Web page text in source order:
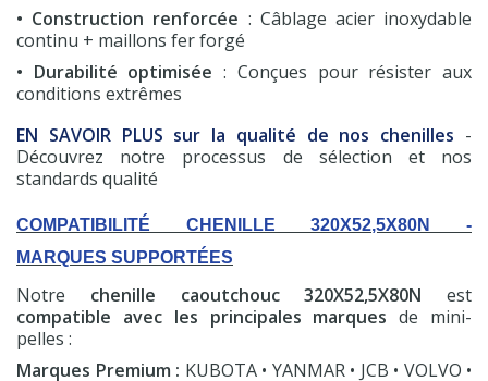
(7 avis)
• Construction renforcée : Câblage acier inoxydable
continu + maillons fer forgé
• Durabilité optimisée : Conçues pour résister aux
conditions extrêmes
EN SAVOIR PLUS sur la qualité de nos chenilles -
Découvrez notre processus de sélection et nos
standards qualité
COMPATIBILITÉ CHENILLE 320X52,5X80N -
MARQUES SUPPORTÉES
Notre chenille caoutchouc 320X52,5X80N est
compatible avec les principales marques de mini-
pelles :
Marques Premium : KUBOTA • YANMAR • JCB • VOLVO •